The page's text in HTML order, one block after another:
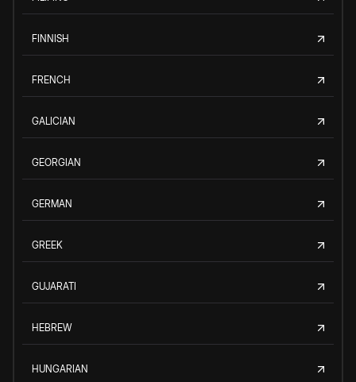
FINNISH
FRENCH
GALICIAN
GEORGIAN
GERMAN
GREEK
GUJARATI
HEBREW
HUNGARIAN